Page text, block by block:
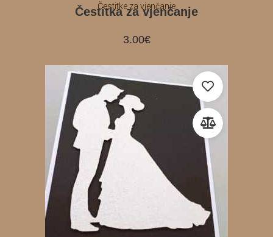
Čestitke za vjenčanje
Čestitka za vjenčanje
3.00€